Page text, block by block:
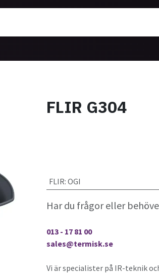
FLIR G304
FLIR: OGI
Har du frågor eller
013 - 17 81 00
sales@termisk.se
Vi är specialister på IR-teknik